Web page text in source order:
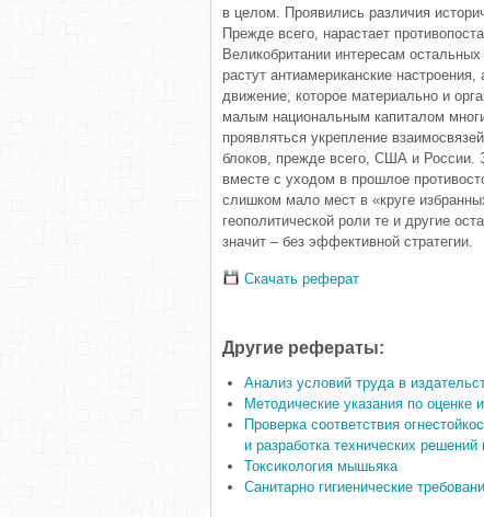
в целом. Проявились различия
Прежде всего, нарастает
Великобритании интересам
растут антиамериканские
движение, которое материально и
малым национальным капиталом
проявляться укрепление
блоков, прежде всего, США и России.
вместе с уходом в прошлое
слишком мало мест в «круге
геополитической роли те и другие
значит – без эффективной стратегии.
Скачать реферат
Другие рефераты:
Анализ условий труда в
Методические указания по
Проверка соответствия
и разработка технических
Токсикология мышьяка
Санитарно гигиенические